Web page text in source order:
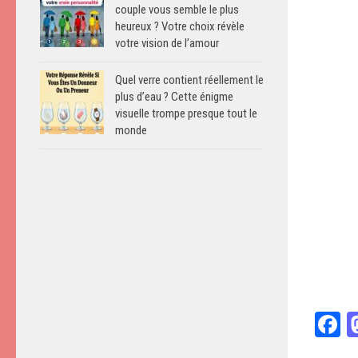
couple vous semble le plus
heureux ? Votre choix révèle
votre vision de l’amour
Quel verre contient réellement le
plus d’eau ? Cette énigme
visuelle trompe presque tout le
monde